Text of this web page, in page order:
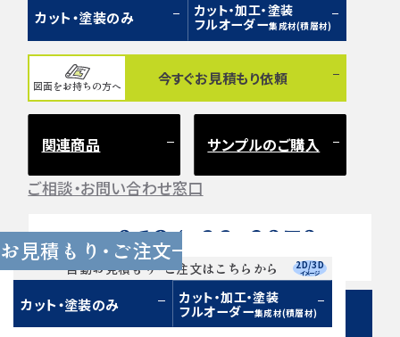
お見積もり・ご注文
自動お見積もり・ご注文はこちらから
カット・塗装のみ
カット・加工・塗装
フルオーダー集成材(積層材)
2D/3D
イメージ
カット・塗装のみ
カット・加工・塗装
フルオーダー集成材(積層材)
図面をお持ちの方へ 今すぐお見積もり依頼
関連商品 サンプルのご購入
ご相談・お問い合わせ窓口
Tel. 0584-33-2070
営業時間 9:00〜17:00（土日祝 定休）